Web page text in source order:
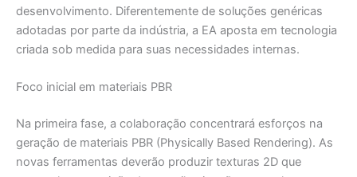
desenvolvimento. Diferentemente de soluções genéricas
adotadas por parte da indústria, a EA aposta em tecnologia
criada sob medida para suas necessidades internas.
Foco inicial em materiais PBR
Na primeira fase, a colaboração concentrará esforços na
geração de materiais PBR (Physically Based Rendering). As
novas ferramentas deverão produzir texturas 2D que